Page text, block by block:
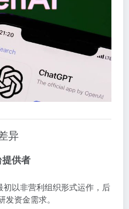
异
供者
以非营利组织形式运作，后
资金需求。